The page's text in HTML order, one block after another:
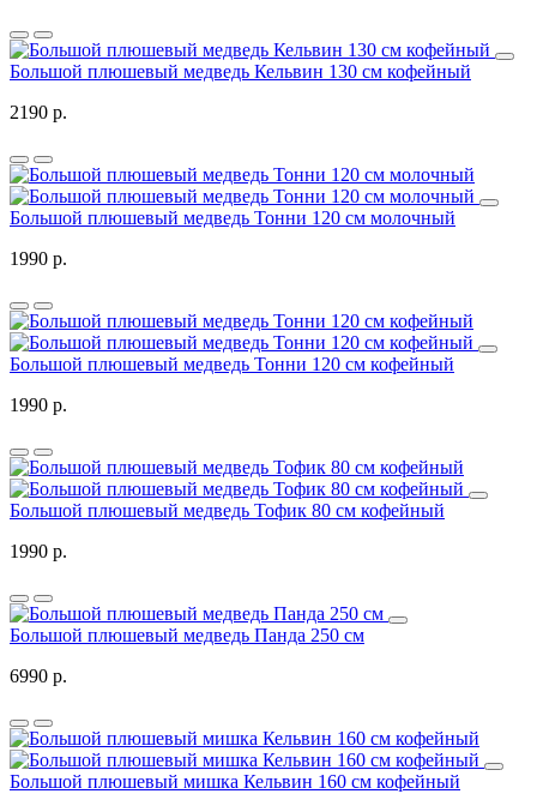
Большой плюшевый медведь Кельвин 130 см кофейный
2190 р.
Большой плюшевый медведь Тонни 120 см молочный
1990 р.
Большой плюшевый медведь Тонни 120 см кофейный
1990 р.
Большой плюшевый медведь Тофик 80 см кофейный
1990 р.
Большой плюшевый медведь Панда 250 см
6990 р.
Большой плюшевый мишка Кельвин 160 см кофейный